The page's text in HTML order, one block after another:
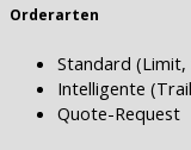
Orderarten
Standard (Limit,
Intelligente
Quote-Request